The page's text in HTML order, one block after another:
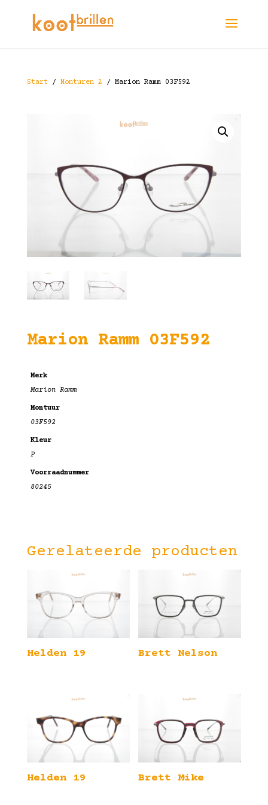
Start/ Monturen 2 / Marion Ramm 03F592
Marion Ramm 03F592
Merk
Marion Ramm
Montuur
03F592
Kleur
P
Voorraadnummer
80245
Gerelateerde producten
Helden 19 Brett Nelson
Helden 19 Brett Mike